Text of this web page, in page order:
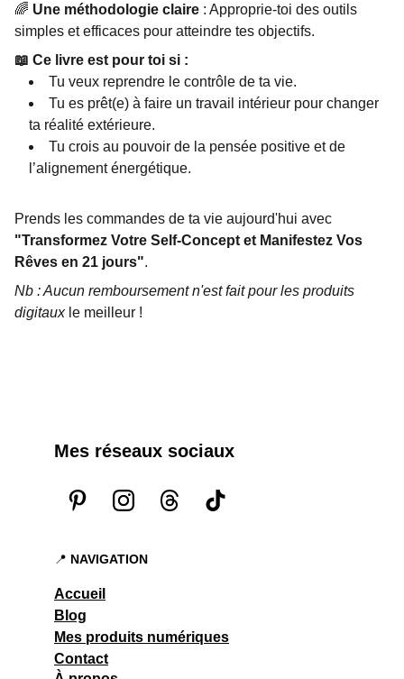
🌈 Une méthodologie claire : Approprie-toi des outils
simples et efficaces pour atteindre tes objectifs.
📖 Ce livre est pour toi si :
Tu veux reprendre le contrôle de ta vie.
Tu es prêt(e) à faire un travail intérieur pour changer
ta réalité extérieure.
Tu crois au pouvoir de la pensée positive et de
l’alignement énergétique.
Prends les commandes de ta vie aujourd'hui avec
"Transformez Votre Self-Concept et Manifestez Vos
Rêves en 21 jours".
Nb : Aucun remboursement n'est fait pour les produits
digitauxle meilleur !
Mes réseaux sociaux
📍 NAVIGATION
Accueil
Blog
Mes produits numériques
Contact